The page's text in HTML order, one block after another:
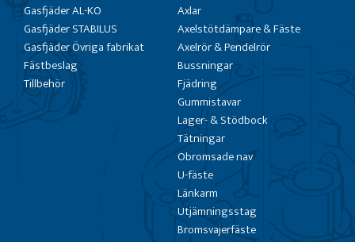
Gasfjäder AL-KO
Gasfjäder STABILUS
Gasfjäder Övriga fabrikat
Fästbeslag
Tillbehör
Axlar
Axelstötdämpare & Fäste
Axelrör & Pendelrör
Bussningar
Fjädring
Gummistavar
Lager- & Stödbock
Tätningar
Obromsade nav
U-fäste
Länkarm
Utjämningsstag
Bromsvajerfäste